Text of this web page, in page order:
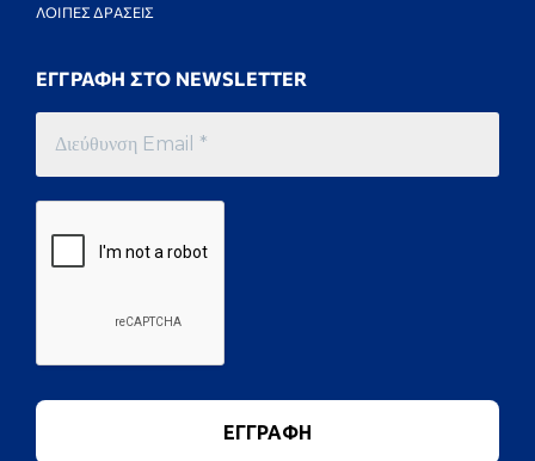
ΛΟΙΠΕΣ ΔΡΑΣΕΙΣ
ΕΓΓΡΑΦΗ ΣΤΟ NEWSLETTER